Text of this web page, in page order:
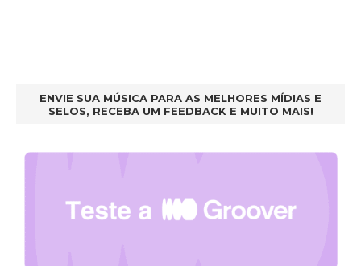
ENVIE SUA MÚSICA PARA AS MELHORES MÍDIAS E
SELOS, RECEBA UM FEEDBACK E MUITO MAIS!